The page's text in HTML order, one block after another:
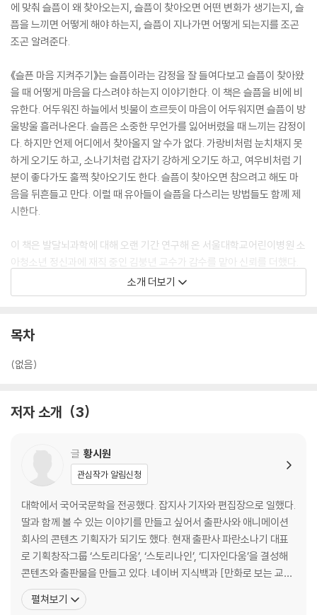
에 맞춰 슬픔이 왜 찾아오는지, 슬픔이 찾아오면 어떤 변화가 생기는지, 슬
픔을 느끼면 어떻게 해야 하는지, 슬픔이 지나가면 어떻게 되는지를 조곤
조곤 알려준다.
《슬픈 마음 지켜주기》는 슬픔이라는 감정을 잘 들여다보고 슬픔이 찾아왔
을 때 어떻게 마음을 다스려야 하는지 이야기한다. 이 책은 슬픔을 비에 비
유한다. 어두워진 하늘에서 빗물이 흐르듯이 마음이 어두워지면 슬픔이 방
울방울 흘러나온다. 슬픔은 소중한 무언가를 잃어버렸을 때 느끼는 감정이
다. 하지만 언제 어디에서 찾아올지 알 수가 없다. 가랑비처럼 눈치채지 못
하게 오기도 하고, 소나기처럼 갑자기 강하게 오기도 하고, 여우비처럼 기
분이 좋다가도 훌쩍 찾아오기도 한다. 슬픔이 찾아오면 참으려고 해도 마
음을 뒤흔들고 만다. 이럴 때 유아들이 슬픔을 다스리는 방법들도 함께 제
시한다.
이 책은 발달뇌과학에 대해 오랜 기간 연구해 온 서울대학교어린이병원 소
아청소년 정신과에 재직 중인 김붕년 교수가 감수를 맡아 신뢰를 더했다.
그의 전문적인 통찰력은 정서적 어려움을 겪는 아이들의 마음을 이해하고
건강하게 극복할 수 있도록 돕는다.
슬픔은 피할 수 없는 감정이지만, 비가 온 뒤 땅이 더 단단해지듯 슬픔을 마
을 통해 슬픔을 잘 극복한 아이들이 단단해진 마음으로 무지개처럼 다채로
소개 더보기
목차
(없음)
저자 소개 3
글 황시원
관심작가 알림신청
대학에서 국어국문학을 전공했다. 잡지사 기자와 편집장으로 일했다.
딸과 함께 볼 수 있는 이야기를 만들고 싶어서 출판사와 애니메이션
회사의 콘텐츠 기획자가 되기도 했다. 현재 출판사 파란소나기 대표
로 기획창작그룹 ‘스토리다움’, ‘스토리나인’, ‘디자인다움’을 결성해
콘텐츠와 출판물을 만들고 있다. 네이버 지식백과 [만화로 보는 교과
서 인물] 연재, 쥬니버와 아울북 인터랙티브 [동화 만들기] 콘텐츠를
만들었으며 쓴 책으로는 『나는 커서 뭐가 될까?』, 『김정호와 함께 지
펼쳐보기